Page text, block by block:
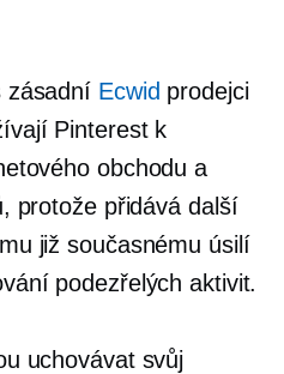
zásadní Ecwid prodejci
Pinterest k
obchodu a
protože přidává další
již současnému úsilí
podezřelých aktivit.
uchovávat svůj